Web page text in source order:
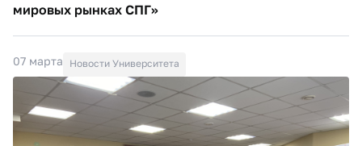
мировых рынках СПГ»
07 марта Новости Университета